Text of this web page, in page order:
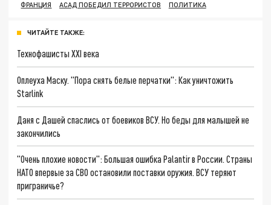
ФРАНЦИЯ
АСАД ПОБЕДИЛ ТЕРРОРИСТОВ ПОЛИТИКА
ЧИТАЙТЕ ТАКЖЕ:
Технофашисты XXI века
Оплеуха Маску. "Пора снять белые перчатки": Как уничтожить
Starlink
Даня с Дашей спаслись от боевиков ВСУ. Но беды для малышей не
закончились
"Очень плохие новости": Большая ошибка Palantir в России. Страны
НАТО впервые за СВО остановили поставки оружия. ВСУ теряют
приграничье?